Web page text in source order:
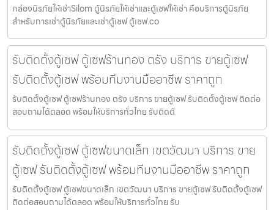
กล่องนิรภัยให้เช่าSilom ตู้นิรภัยให้เช่าและตู้เซฟให้เช่า คือบริการตู้นิรภัย
สำหรับการเช่าตู้นิรภัยและเช่าตู้เซฟ ตู้เซฟ.co
รับติดตั้งตู้เซฟ ตู้เซฟร้านทอง ตรัง บริการ ขายตู้เซฟ
รับติดตั้งตู้เซฟ พร้อมทีมงานมืออาชีพ ราคาถูก
รับติดตั้งตู้เซฟ ตู้เซฟร้านทอง ตรัง บริการ ขายตู้เซฟ รับติดตั้งตู้เซฟ ติดต่อ
สอบถามได้ตลอด พร้อมให้บริการทั่วไทย รับติดตั
รับติดตั้งตู้เซฟ ตู้เซฟขนาดเล็ก เขตวัฒนา บริการ ขาย
ตู้เซฟ รับติดตั้งตู้เซฟ พร้อมทีมงานมืออาชีพ ราคาถูก
รับติดตั้งตู้เซฟ ตู้เซฟขนาดเล็ก เขตวัฒนา บริการ ขายตู้เซฟ รับติดตั้งตู้เซฟ
ติดต่อสอบถามได้ตลอด พร้อมให้บริการทั่วไทย รับ